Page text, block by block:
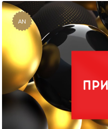
AN